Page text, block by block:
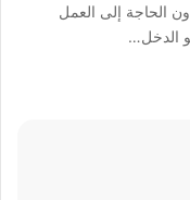
الحاجة إلى العمل
الدخل…